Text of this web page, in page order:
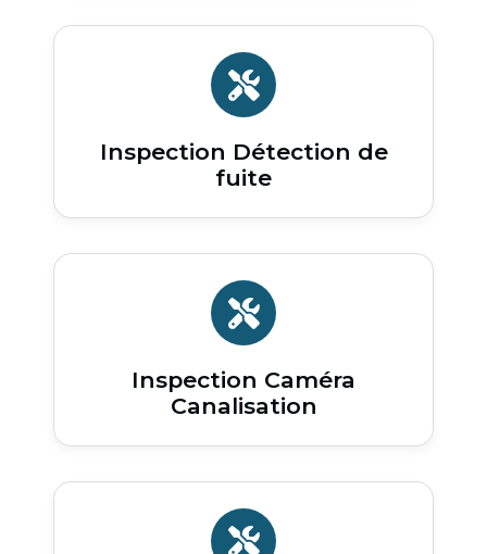
Inspection Détection de
fuite
Inspection Caméra
Canalisation